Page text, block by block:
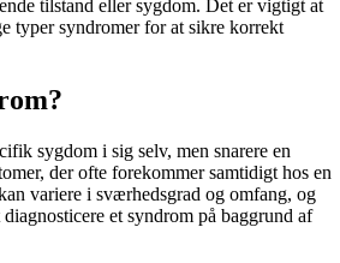
tilstand eller sygdom. Det er vigtigt at
typer syndromer for at sikre korrekt
sygdom i sig selv, men snarere en
der ofte forekommer samtidigt hos en
variere i sværhedsgrad og omfang, og
et syndrom på baggrund af